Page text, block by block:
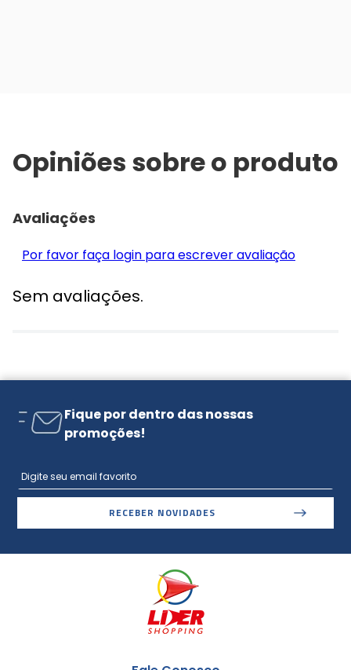
Opiniões sobre o produto
Avaliações
Por favor faça login para escrever avaliação
Sem avaliações.
Fique por dentro das nossas
promoções!
RECEBER NOVIDADES